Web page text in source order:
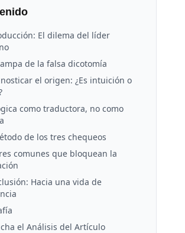
El dilema del líder
de la falsa dicotomía
el origen: ¿Es intuición o
como traductora, no como
de los tres chequeos
comunes que bloquean la
Hacia una vida de
el Análisis del Artículo